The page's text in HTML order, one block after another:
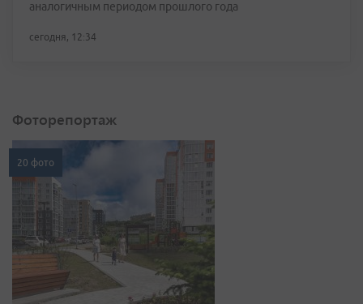
аналогичным периодом прошлого года
сегодня, 12:34
Фоторепортаж
20 фото